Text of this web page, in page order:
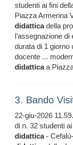
studenti ai fini
Piazza Armerina
didatticadella
l’assegnazione
durata di 1 giorno
docente ...
didatticaa
3. Bando
22-giu-2026
di n. 32 studenti
didattica-